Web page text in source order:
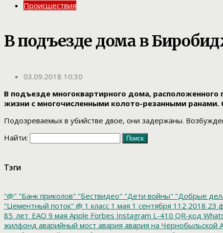
Происшествия
В подъезде дома в
03.09.2018 10:30
В подъезде многоквартирного дома,
жизни с многочисленными колото-резанными
Подозреваемых в убийстве двое, они задержаны.
Найти:
Тэги
"@" "Банк приколов" "Бествидео" "Дети войны" "Добрые
"Цементный поток" @ 1 класс 1 мая 1 сентября 112 2018 23
85_лет_ЕАО 9 мая Apple Forbes Instagram L-410 QR-код
жилфонд аварийный мост авария авария на Чернобыльской